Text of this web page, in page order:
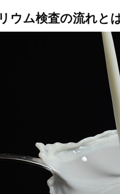
ウム検査の流れと